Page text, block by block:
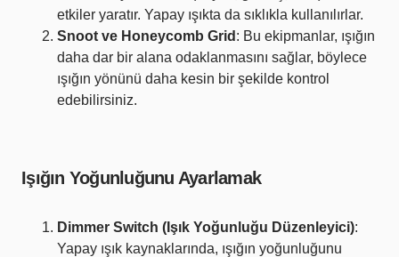
etkiler yaratır. Yapay ışıkta da sıklıkla kullanılırlar.
Snoot ve Honeycomb Grid : Bu ekipmanlar, ışığın
daha dar bir alana odaklanmasını sağlar, böylece
ışığın yönünü daha kesin bir şekilde kontrol
edebilirsiniz.
Işığın Yoğunluğunu Ayarlamak
Dimmer Switch (Işık Yoğunluğu Düzenleyici):
Yapay ışık kaynaklarında, ışığın yoğunluğunu